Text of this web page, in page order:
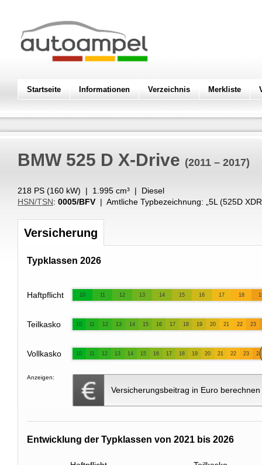
Startseite Informationen Verzeichnis Merkliste
BMW 525 D X-Drive (2011 – 2017)
218 PS (160 kW) | 1.995 cm³ | Diesel
HSN/TSN: 0005/BFV| Amtliche Typbezeichnung: „ 5L (525D
Versicherung
Typklassen 2026
Haftpflicht 10 11 12 13 14 15 16 17 18
Teilkasko 10 11 12 13 14 15 16 17 18 19 20 21 22 23
Vollkasko 10 11 12 13 14 15 16 17 18 19 20 21 22 23 24
Anzeigen:
Versicherungsbeitrag in Euro berechnen
Entwicklung der Typklassen von 2021 bis 2026